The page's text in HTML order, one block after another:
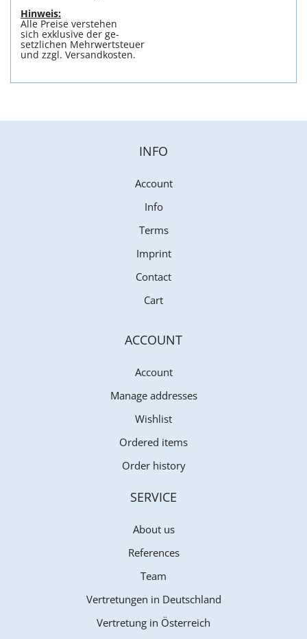
Hinweis:
Alle Preise verstehen
sich exklusive der ge-
setzlichen Mehrwertsteuer
und zzgl. Versandkosten.
INFO
Account
Info
Terms
Imprint
Contact
Cart
ACCOUNT
Account
Manage addresses
Wishlist
Ordered items
Order history
SERVICE
About us
References
Team
Vertretungen in Deutschland
Vertretung in Österreich